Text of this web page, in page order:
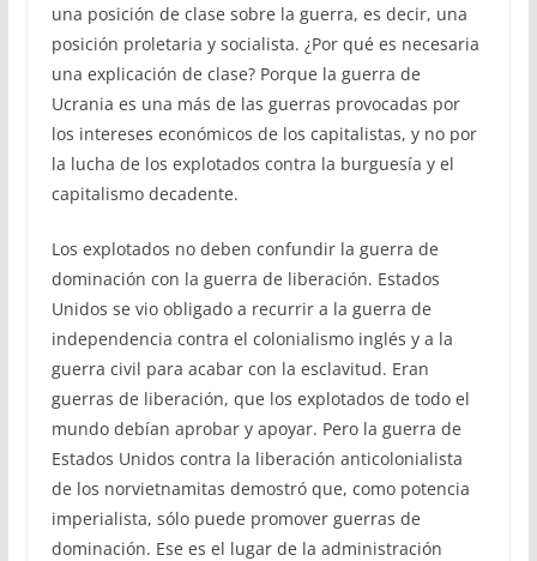
una posición de clase sobre la guerra, es decir, una
posición proletaria y socialista. ¿Por qué es necesaria
una explicación de clase? Porque la guerra de
Ucrania es una más de las guerras provocadas por
los intereses económicos de los capitalistas, y no por
la lucha de los explotados contra la burguesía y el
capitalismo decadente.
Los explotados no deben confundir la guerra de
dominación con la guerra de liberación. Estados
Unidos se vio obligado a recurrir a la guerra de
independencia contra el colonialismo inglés y a la
guerra civil para acabar con la esclavitud. Eran
guerras de liberación, que los explotados de todo el
mundo debían aprobar y apoyar. Pero la guerra de
Estados Unidos contra la liberación anticolonialista
de los norvietnamitas demostró que, como potencia
imperialista, sólo puede promover guerras de
dominación. Ese es el lugar de la administración